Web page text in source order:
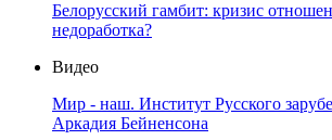
Белорусский гамбит: кризис
недоработка?
Видео
Мир - наш. Институт Русского
Аркадия Бейненсона